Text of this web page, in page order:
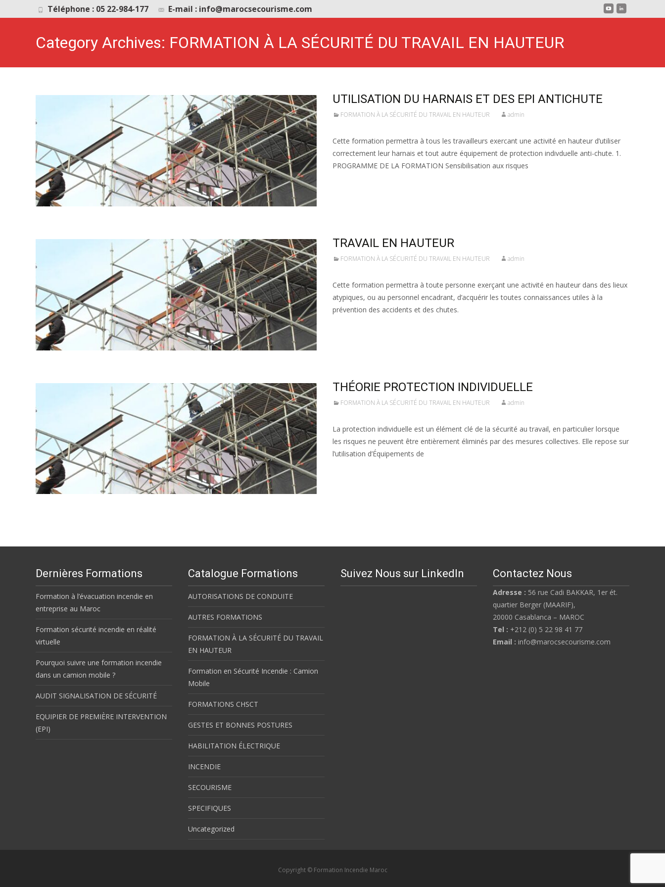
Téléphone : 05 22-984-177 E-mail : info@marocsecourisme.com
Category Archives: FORMATION À LA SÉCURITÉ DU TRAVAIL EN HAUTEUR
UTILISATION DU HARNAIS ET DES EPI ANTICHUTE
FORMATION À LA SÉCURITÉ DU TRAVAIL EN HAUTEUR admin
Cette formation permettra à tous les travailleurs exercant une activité en hauteur d’utiliser
correctement leur harnais et tout autre équipement de protection indivduelle anti-chute. 1.
PROGRAMME DE LA FORMATION Sensibilisation aux risques
TRAVAIL EN HAUTEUR
FORMATION À LA SÉCURITÉ DU TRAVAIL EN HAUTEUR admin
Cette formation permettra à toute personne exerçant une activité en hauteur dans des lieux
atypiques, ou au personnel encadrant, d’acquérir les toutes connaissances utiles à la
prévention des accidents et des chutes.
THÉORIE PROTECTION INDIVIDUELLE
FORMATION À LA SÉCURITÉ DU TRAVAIL EN HAUTEUR admin
La protection individuelle est un élément clé de la sécurité au travail, en particulier lorsque
les risques ne peuvent être entièrement éliminés par des mesures collectives. Elle repose sur
l’utilisation d’Équipements de
Dernières Formations
Formation à l’évacuation incendie en
entreprise au Maroc
Formation sécurité incendie en réalité
virtuelle
Pourquoi suivre une formation incendie
dans un camion mobile ?
AUDIT SIGNALISATION DE SÉCURITÉ
EQUIPIER DE PREMIÈRE INTERVENTION
(EPI)
Catalogue Formations
AUTORISATIONS DE CONDUITE
AUTRES FORMATIONS
FORMATION À LA SÉCURITÉ DU TRAVAIL
EN HAUTEUR
Formation en Sécurité Incendie : Camion
Mobile
FORMATIONS CHSCT
GESTES ET BONNES POSTURES
HABILITATION ÉLECTRIQUE
INCENDIE
SECOURISME
SPECIFIQUES
Uncategorized
Suivez Nous sur LinkedIn Contactez Nous
Adresse : 56 rue Cadi BAKKAR, 1er ét.
quartier Berger (MAARIF),
20000 Casablanca – MAROC
Tel : +212 (0) 5 22 98 41 77
Email : info@marocsecourisme.com
Copyright © Formation Incendie Maroc